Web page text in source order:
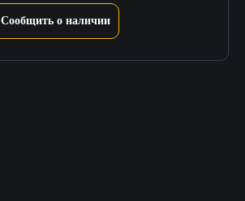
Сообщить о наличии